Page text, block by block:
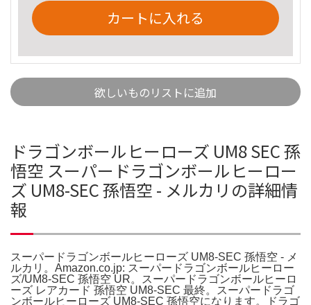
カートに入れる
欲しいものリストに追加
ドラゴンボールヒーローズ UM8 SEC 孫
悟空 スーパードラゴンボールヒーロー
ズ UM8-SEC 孫悟空 - メルカリの詳細情
報
スーパードラゴンボールヒーローズ UM8-SEC 孫悟空 - メ
ルカリ。Amazon.co.jp: スーパードラゴンボールヒーロー
ズ/UM8-SEC 孫悟空 UR。スーパードラゴンボールヒーロ
ーズ レアカード 孫悟空 UM8-SEC 最終。スーパードラゴ
ンボールヒーローズ UM8-SEC 孫悟空になります。ドラゴ